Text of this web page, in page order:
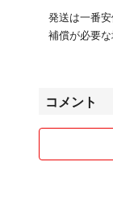
発送は一番安
補償が必要
予めご了承く
ダンボール
コメント